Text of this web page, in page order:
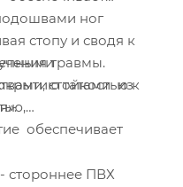
ног
стопу и сводя к
травмы.
татами из
стойкостью к
обеспечивает
стороннее ПВХ